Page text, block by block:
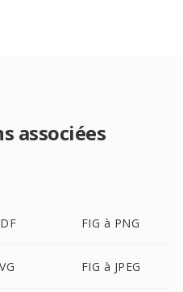
associées
FIG à PNG
FIG à JPEG